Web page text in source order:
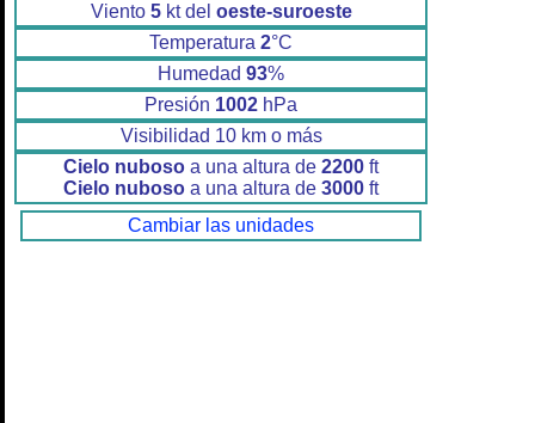
Viento 5kt del oeste-suroeste
Temperatura 2°C
Humedad 93%
Presión 1002 hPa
Visibilidad 10 km o más
Cielo nuboso a una altura de 2200 ft
Cielo nuboso a una altura de 3000 ft
Cambiar las unidades